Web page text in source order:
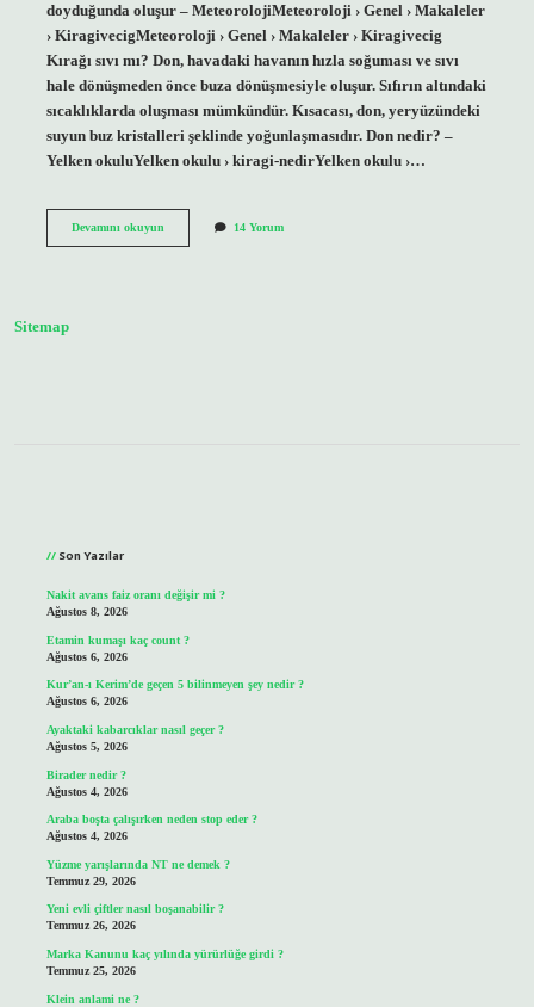
doyduğunda oluşur – MeteorolojiMeteoroloji › Genel › Makaleler
› KiragivecigMeteoroloji › Genel › Makaleler › Kiragivecig
Kırağı sıvı mı? Don, havadaki havanın hızla soğuması ve sıvı
hale dönüşmeden önce buza dönüşmesiyle oluşur. Sıfırın altındaki
sıcaklıklarda oluşması mümkündür. Kısacası, don, yeryüzündeki
suyun buz kristalleri şeklinde yoğunlaşmasıdır. Don nedir? –
Yelken okuluYelken okulu › kiragi-nedirYelken okulu ›…
Devamını okuyunKırağı
14 Yorum
Sitemap
Son Yazılar
Nakit avans faiz oranı değişir mi ?
Ağustos 8, 2026
Etamin kumaşı kaç count ?
Ağustos 6, 2026
Kur’an-ı Kerim’de geçen 5 bilinmeyen şey nedir ?
Ağustos 6, 2026
Ayaktaki kabarcıklar nasıl geçer ?
Ağustos 5, 2026
Birader nedir ?
Ağustos 4, 2026
Araba boşta çalışırken neden stop eder ?
Ağustos 4, 2026
Yüzme yarışlarında NT ne demek ?
Temmuz 29, 2026
Yeni evli çiftler nasıl boşanabilir ?
Temmuz 26, 2026
Marka Kanunu kaç yılında yürürlüğe girdi ?
Temmuz 25, 2026
Klein anlami ne ?